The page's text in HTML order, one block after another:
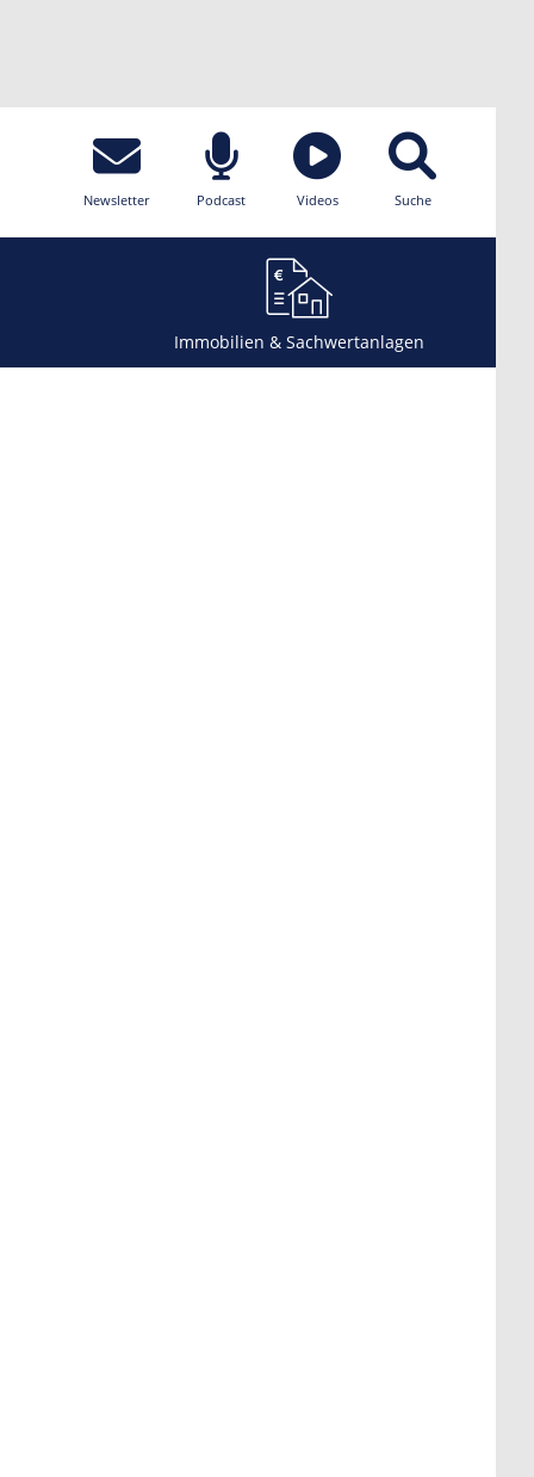
Newsletter Podcast Videos Suche
Immobilien & Sachwertanlagen